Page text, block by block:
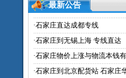
最新公告
·石家庄直达成都专线
·石家庄到无锡上海 专线直达
·石家庄物价上涨与物流本钱
·石家庄到北京配货站 石家庄